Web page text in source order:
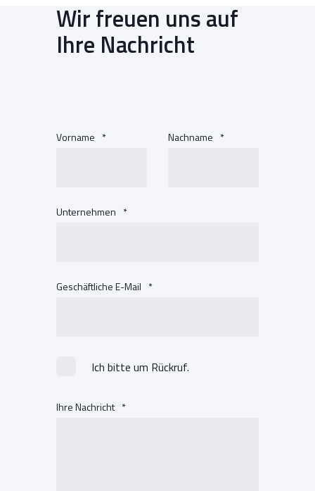
Wir freuen uns auf
Ihre Nachricht
Vorname * Nachname *
Unternehmen *
Geschäftliche E-Mail *
Ich bitte um Rückruf.
Ihre Nachricht *